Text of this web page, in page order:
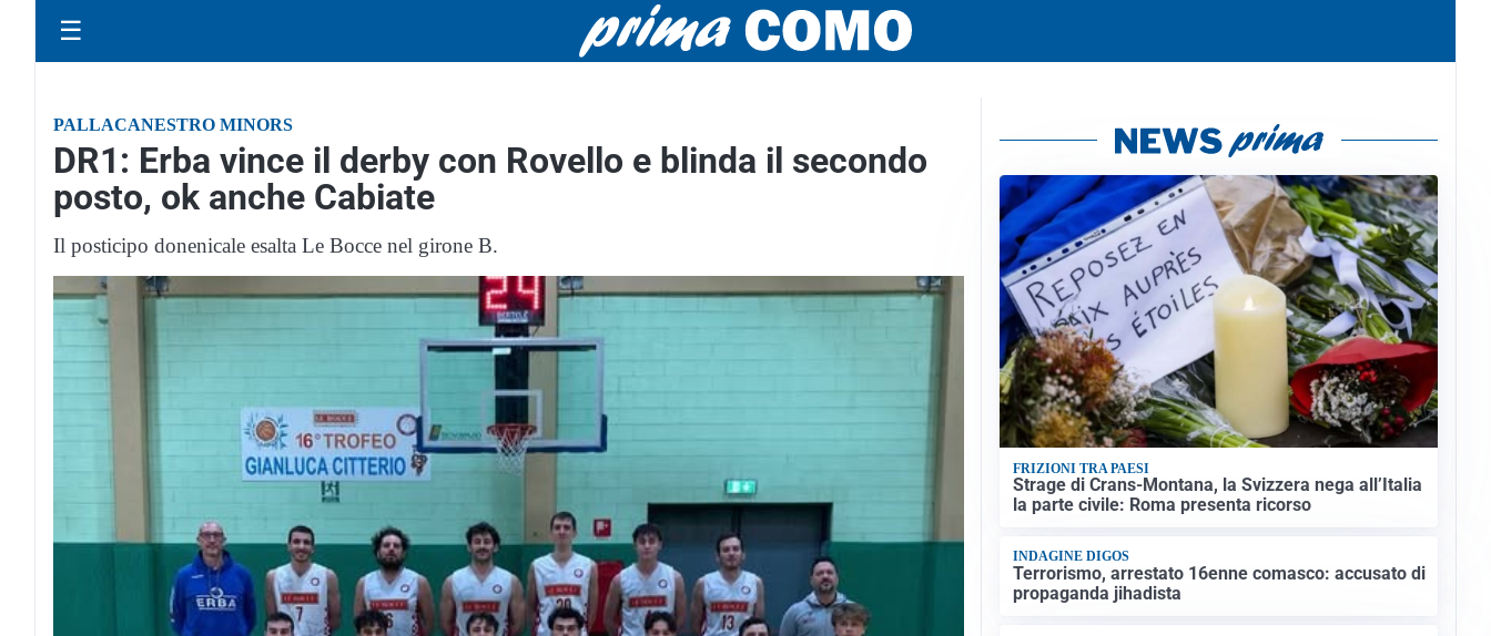
☰
PALLACANESTRO MINORS
DR1: Erba vince il derby con Rovello e blinda il secondo
posto, ok anche Cabiate
Il posticipo donenicale esalta Le Bocce nel girone B.
FRIZIONI TRA PAESI
Strage di Crans-Montana, la Svizzera nega all’Italia
la parte civile: Roma presenta ricorso
INDAGINE DIGOS
Terrorismo, arrestato 16enne comasco: accusato di
propaganda jihadista